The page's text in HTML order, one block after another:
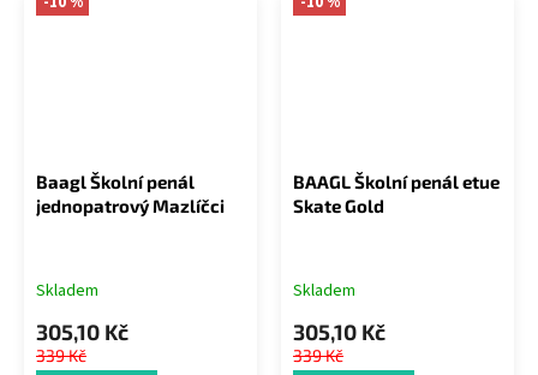
Baagl Školní penál
jednopatrový Mazlíčci
Skladem
305,10 Kč
339 Kč
BAAGL Školní penál etue
Skate Gold
Skladem
305,10 Kč
339 Kč